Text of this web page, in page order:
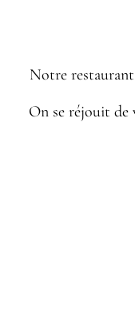
Notre
On se réjouit de